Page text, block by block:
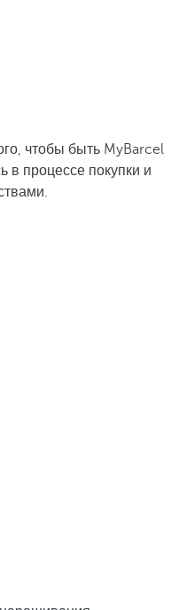
чтобы быть MyBarcel
в процессе покупки и